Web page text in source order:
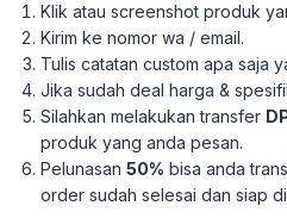
Klik atau screenshot produk
Kirim ke nomor wa / email.
Tulis catatan custom apa saja
Jika sudah deal harga &
Silahkan melakukan transfer
produk yang anda pesan.
Pelunasan50% bisa anda
order sudah selesai dan siap